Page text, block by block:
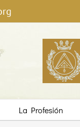
La Profesión